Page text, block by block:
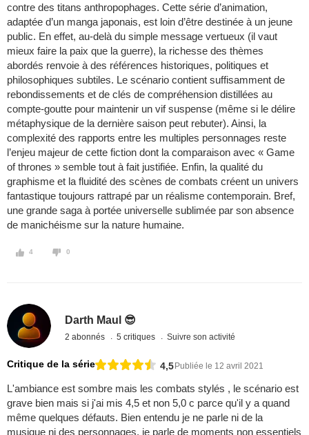
contre des titans anthropophages. Cette série d’animation,
adaptée d’un manga japonais, est loin d’être destinée à un jeune
public. En effet, au-delà du simple message vertueux (il vaut
mieux faire la paix que la guerre), la richesse des thèmes
abordés renvoie à des références historiques, politiques et
philosophiques subtiles. Le scénario contient suffisamment de
rebondissements et de clés de compréhension distillées au
compte-goutte pour maintenir un vif suspense (même si le délire
métaphysique de la dernière saison peut rebuter). Ainsi, la
complexité des rapports entre les multiples personnages reste
l’enjeu majeur de cette fiction dont la comparaison avec « Game
of thrones » semble tout à fait justifiée. Enfin, la qualité du
graphisme et la fluidité des scènes de combats créent un univers
fantastique toujours rattrapé par un réalisme contemporain. Bref,
une grande saga à portée universelle sublimée par son absence
de manichéisme sur la nature humaine.
4 0
Darth Maul 😎
2 abonnés 5 critiques Suivre son activité
Critique de la série 4,5 Publiée le 12 avril 2021
L'ambiance est sombre mais les combats stylés , le scénario est
grave bien mais si j'ai mis 4,5 et non 5,0 c parce qu'il y a quand
même quelques défauts. Bien entendu je ne parle ni de la
musique ni des personnages, je parle de moments non essentiels